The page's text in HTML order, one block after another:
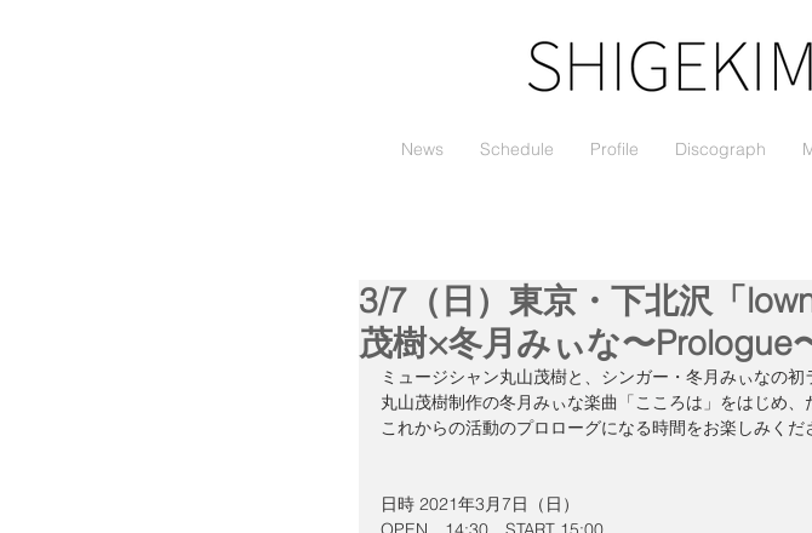
News Schedule Profile Discograph
3/7（日）東京・下北沢「
茂樹×冬月みぃな〜Prologue
ミュージシャン丸山茂樹と、シンガー・冬月みぃなの初
丸山茂樹制作の冬月みぃな楽曲「こころは」をはじめ、
これからの活動のプロローグになる時間をお楽しみくだ
日時 2021年3月7日（日）